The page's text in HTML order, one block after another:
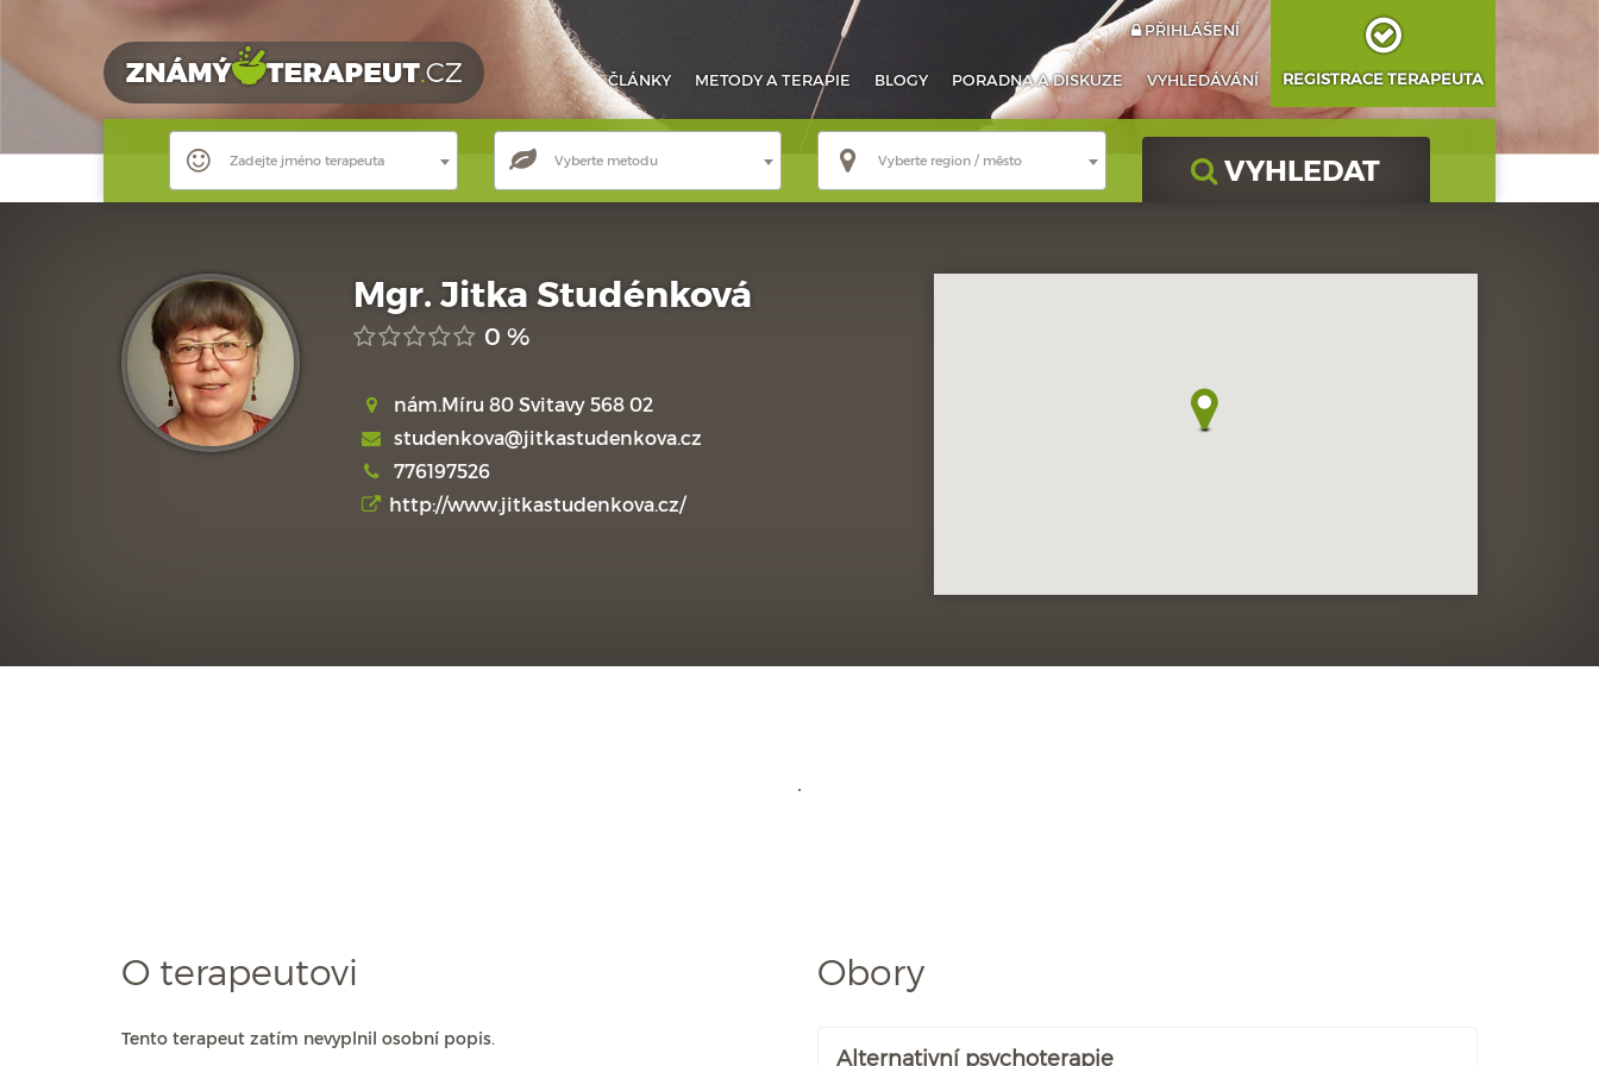
ČLÁNKY METODYA TERAPIE BLOGY PORADNAA DISKUZE VYHLEDÁVÁNÍ
PŘIHLÁŠENÍ
REGISTRACE TERAPEUTA
Zadejte jméno terapeuta Vyberte metodu Vyberte region / město VYHLEDAT
Mgr. Jitka Studénková
0 %
nám.Míru 80 Svitavy 568 02
studenkova@jitkastudenkova.cz
776197526
http://www.jitkastudenkova.cz/
O terapeutovi
Tento terapeut zatím nevyplnil osobní popis.
Obory
Alternativní psychoterapie